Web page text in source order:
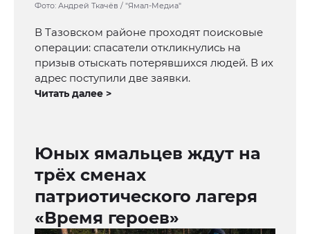
Фото: Андрей Ткачёв / "Ямал-Медиа"
В Тазовском районе проходят поисковые
операции: спасатели откликнулись на
призыв отыскать потерявшихся людей. В их
адрес поступили две заявки.
Читать далее >
Юных ямальцев ждут на
трёх сменах
патриотического лагеря
«Время героев»